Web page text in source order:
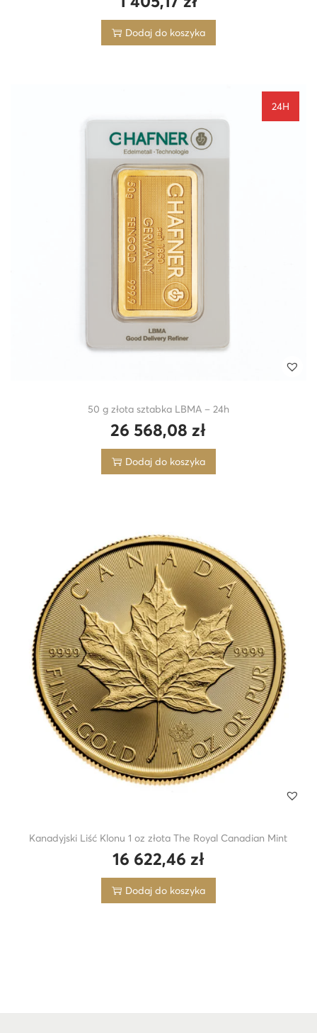
Dodaj do koszyka
50 g złota sztabka LBMA – 24h
26 568,08zł
24H
Dodaj do koszyka
Kanadyjski Liść Klonu 1 oz złota The Royal Canadian Mint
16 622,46 zł
Dodaj do koszyka